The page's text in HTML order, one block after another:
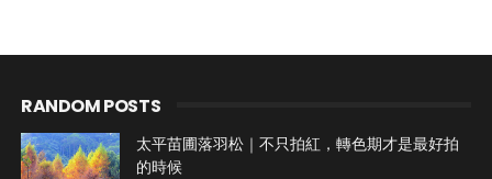
RANDOM POSTS
太平苗圃落羽松｜不只拍紅，轉色期才是最好拍
的時候